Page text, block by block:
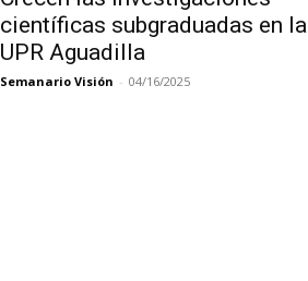
científicas subgraduadas en la
UPR Aguadilla
Semanario Visión - 04/16/2025